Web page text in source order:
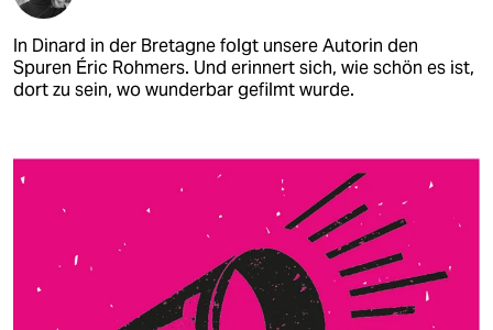
In Dinard in der Bretagne folgt unsere Autorin den
Spuren Éric Rohmers. Und erinnert sich, wie schön es ist,
dort zu sein, wo wunderbar gefilmt wurde.